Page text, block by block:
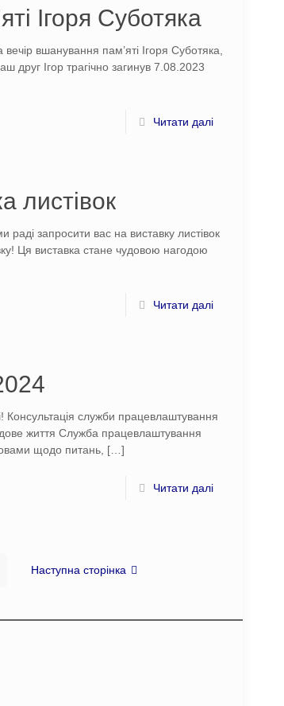
Ігоря Суботяка
вшанування пам’яті Ігоря Суботяка,
друг Ігор трагічно загинув 7.08.2023
Читати далі
листівок
запросити вас на виставку листівок
Ця виставка стане чудовою нагодою
Читати далі
Консультація служби працевлаштування
життя Служба працевлаштування
щодо питань, […]
Читати далі
Наступна сторінка